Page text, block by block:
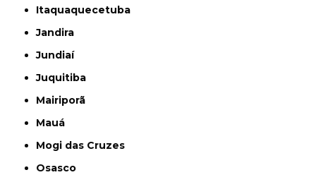
Itaquaquecetuba
Jandira
Jundiaí
Juquitiba
Mairiporã
Mauá
Mogi das Cruzes
Osasco